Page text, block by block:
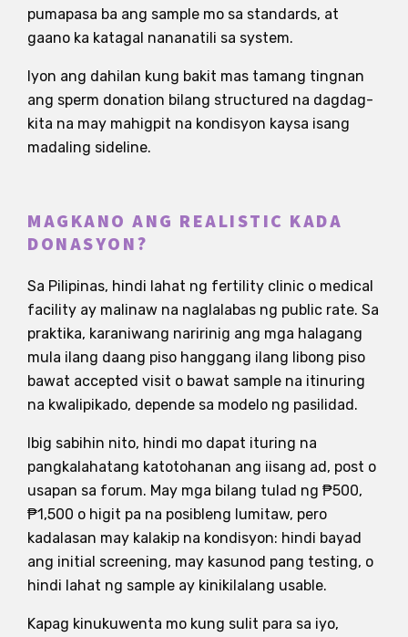
pumapasa ba ang sample mo sa standards, at
gaano ka katagal nananatili sa system.
Iyon ang dahilan kung bakit mas tamang tingnan
ang sperm donation bilang structured na dagdag-
kita na may mahigpit na kondisyon kaysa isang
madaling sideline.
MAGKANO ANG REALISTIC KADA
DONASYON?
Sa Pilipinas, hindi lahat ng fertility clinic o medical
facility ay malinaw na naglalabas ng public rate. Sa
praktika, karaniwang naririnig ang mga halagang
mula ilang daang piso hanggang ilang libong piso
bawat accepted visit o bawat sample na itinuring
na kwalipikado, depende sa modelo ng pasilidad.
Ibig sabihin nito, hindi mo dapat ituring na
pangkalahatang katotohanan ang iisang ad, post o
usapan sa forum. May mga bilang tulad ng ₱500,
₱1,500 o higit pa na posibleng lumitaw, pero
kadalasan may kalakip na kondisyon: hindi bayad
ang initial screening, may kasunod pang testing, o
hindi lahat ng sample ay kinikilalang usable.
Kapag kinukuwenta mo kung sulit para sa iyo,